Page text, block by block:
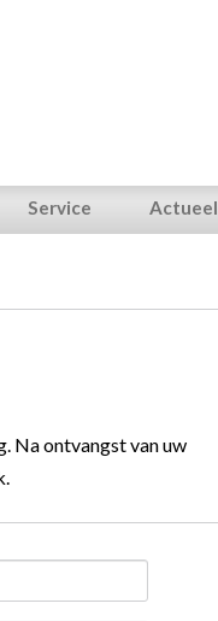
Service Actueel
Na ontvangst van uw